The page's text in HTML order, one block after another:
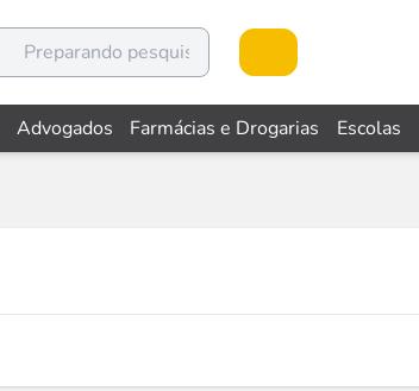
Advogados Farmácias e Drogarias Escolas